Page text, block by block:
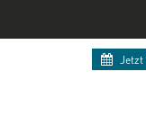
Jetzt